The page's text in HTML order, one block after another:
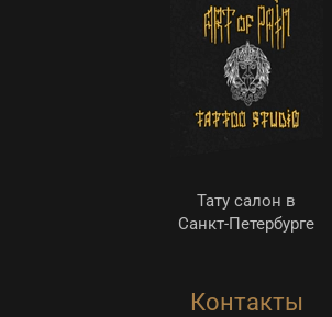
Тату салон в
Санкт-Петербурге
Контакты